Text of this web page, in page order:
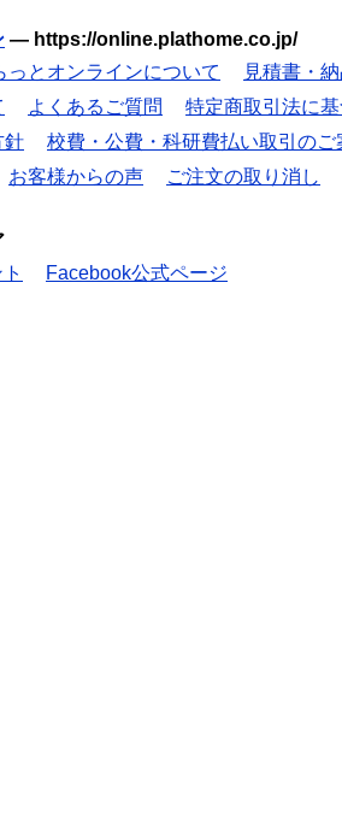
— https://online.plathome.co.jp/
っとオンラインについて
見積書・
よくあるご質問
特定商取引法に
針
校費・公費・科研費払い取引のご
お客様からの声 ご注文の取り消し
Facebook公式ページ